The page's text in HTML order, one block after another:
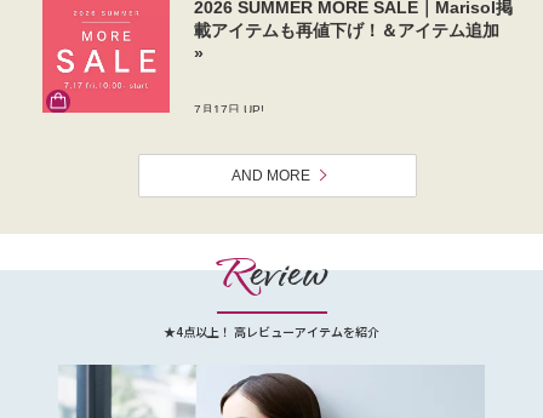
AND MORE
Review
★4点以上！ 高レビューアイテムを紹介